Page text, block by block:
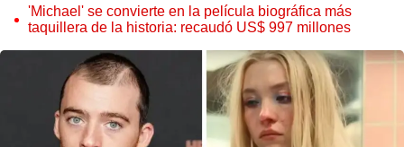
'Michael' se convierte en la película biográfica más
taquillera de la historia: recaudó US$ 997 millones